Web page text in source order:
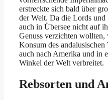
erstreckte sich bald über
der Welt. Da die Lords und
auch in Übersee nicht auf
Genuss verzichten wollten,
Konsum des andalusischen
auch nach Amerika und in
Winkel der Welt verbreitet.
Rebsorten und